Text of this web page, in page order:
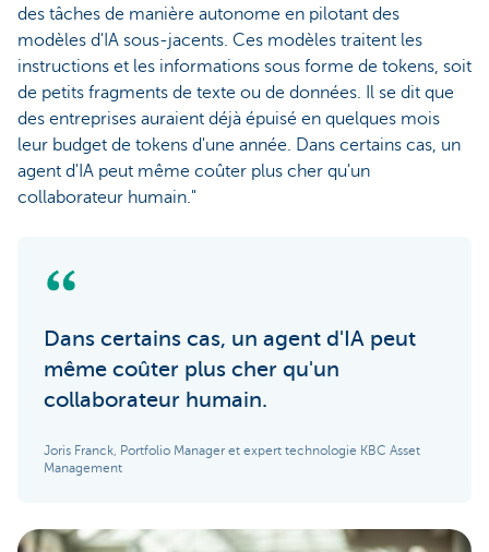
des tâches de manière autonome en pilotant des
modèles d'IA sous-jacents. Ces modèles traitent les
instructions et les informations sous forme de tokens, soit
de petits fragments de texte ou de données. Il se dit que
des entreprises auraient déjà épuisé en quelques mois
leur budget de tokens d'une année. Dans certains cas, un
agent d'IA peut même coûter plus cher qu'un
collaborateur humain."
Dans certains cas, un agent d'IA peut
même coûter plus cher qu'un
collaborateur humain.
Joris Franck, Portfolio Manager et expert technologie KBC Asset
Management